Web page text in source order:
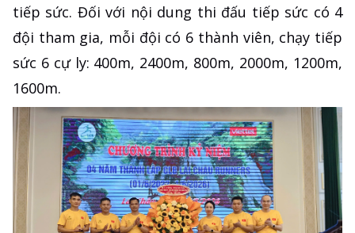
tiếp sức. Đối với nội dung thi đấu tiếp sức có 4
đội tham gia, mỗi đội có 6 thành viên, chạy tiếp
sức 6 cự ly: 400m, 2400m, 800m, 2000m, 1200m,
1600m.